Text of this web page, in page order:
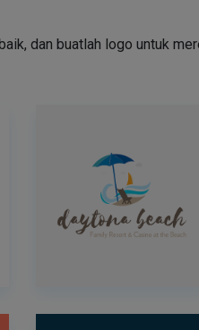
dan buatlah logo untuk